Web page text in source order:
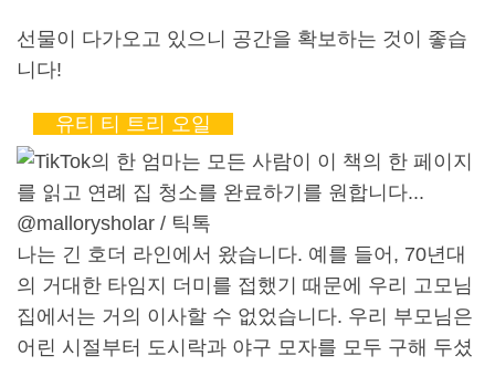
선물이 다가오고 있으니 공간을 확보하는 것이 좋습
니다!
유티 티 트리 오일
@mallorysholar / 틱톡
나는 긴 호더 라인에서 왔습니다. 예를 들어, 70년대
의 거대한 타임지 더미를 접했기 때문에 우리 고모님
집에서는 거의 이사할 수 없었습니다. 우리 부모님은
어린 시절부터 도시락과 야구 모자를 모두 구해 두셨